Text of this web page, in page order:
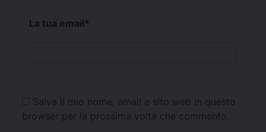
La tua email*
Salva il mio nome, email e sito web in questo
browser per la prossima volta che commento.